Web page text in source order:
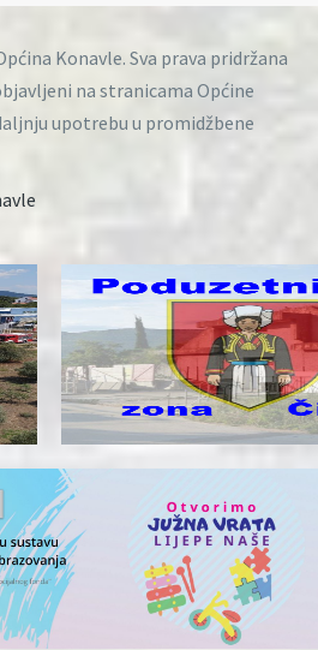
Konavle. Sva prava pridržana
na stranicama Općine
upotrebu u promidžbene